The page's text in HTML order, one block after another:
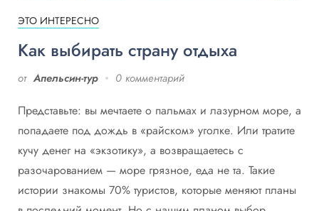
ЭТО ИНТЕРЕСНО
Как выбирать страну отдыха
от Апельсин-тур 0 комментарий
Представьте: вы мечтаете о пальмах и лазурном море, а
попадаете под дождь в «райском» уголке. Или тратите
кучу денег на «экзотику», а возвращаетесь с
разочарованием — море грязное, еда не та. Такие
истории знакомы 70% туристов, которые меняют планы